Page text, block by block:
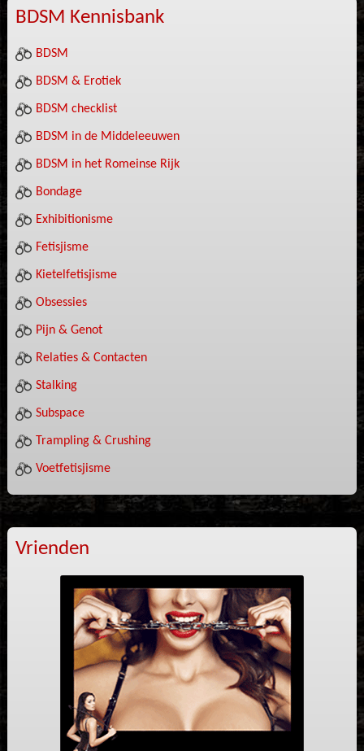
BDSM Kennisbank
BDSM
BDSM & Erotiek
BDSM checklist
BDSM in de Middeleeuwen
BDSM in het Romeinse Rijk
Bondage
Exhibitionisme
Fetisjisme
Kietelfetisjisme
Obsessies
Pijn & Genot
Relaties & Contacten
Stalking
Subspace
Trampling & Crushing
Voetfetisjisme
Vrienden